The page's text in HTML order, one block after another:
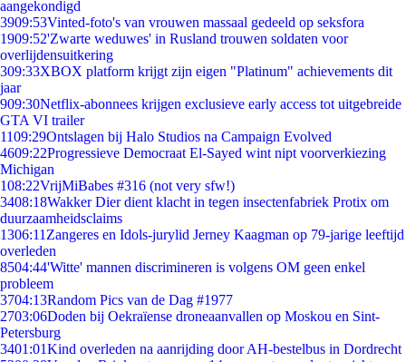
aangekondigd
3909:53Vinted-foto's van vrouwen massaal gedeeld op seksfora
1909:52'Zwarte weduwes' in Rusland trouwen soldaten voor
overlijdensuitkering
309:33XBOX platform krijgt zijn eigen "Platinum" achievements dit
jaar
909:30Netflix-abonnees krijgen exclusieve early access tot uitgebreide
GTA VI trailer
1109:29Ontslagen bij Halo Studios na Campaign Evolved
4609:22Progressieve Democraat El-Sayed wint nipt voorverkiezing
Michigan
108:22VrijMiBabes #316 (not very sfw!)
3408:18Wakker Dier dient klacht in tegen insectenfabriek Protix om
duurzaamheidsclaims
1306:11 Zangeres en Idols-jurylid Jerney Kaagman op 79-jarige leeftijd
overleden
8504:44'Witte' mannen discrimineren is volgens OM geen enkel
probleem
3704:13Random Pics van de Dag #1977
2703:06Doden bij Oekraïense droneaanvallen op Moskou en Sint-
Petersburg
3401:01Kind overleden na aanrijding door AH-bestelbus in Dordrecht